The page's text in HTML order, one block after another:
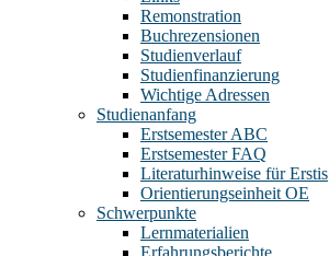
Remonstration
Buchrezensionen
Studienverlauf
Studienfinanzierung
Wichtige Adressen
Studienanfang
Erstsemester ABC
Erstsemester FAQ
Literaturhinweise für Erstis
Orientierungseinheit OE
Schwerpunkte
Lernmaterialien
Erfahrungsberichte